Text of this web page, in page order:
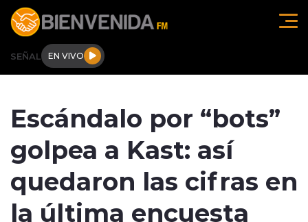
Click acá para ir directamente al contenido
SEÑAL EN VIVO
Regionales
Tendencias
Escándalo por “bots”
golpea a Kast: así
quedaron las cifras en
la última encuesta